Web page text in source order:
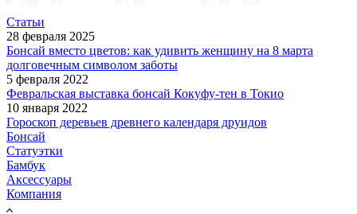
Статьи
28 февраля 2025
Бонсай вместо цветов: как удивить женщину на 8 марта
долговечным символом заботы
5 февраля 2022
Февральская выставка бонсай Кокуфу-тен в Токио
10 января 2022
Гороскоп деревьев древнего календаря друидов
Бонсай
Статуэтки
Бамбук
Аксессуары
Компания